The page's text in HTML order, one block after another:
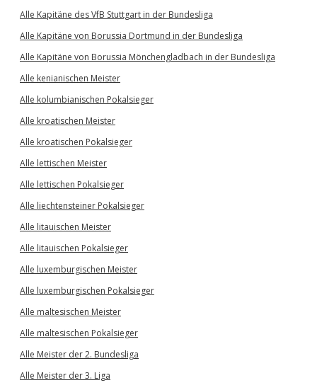
Alle Kapitäne des VfB Stuttgart in der Bundesliga
Alle Kapitäne von Borussia Dortmund in der Bundesliga
Alle Kapitäne von Borussia Mönchengladbach in der Bundesliga
Alle kenianischen Meister
Alle kolumbianischen Pokalsieger
Alle kroatischen Meister
Alle kroatischen Pokalsieger
Alle lettischen Meister
Alle lettischen Pokalsieger
Alle liechtensteiner Pokalsieger
Alle litauischen Meister
Alle litauischen Pokalsieger
Alle luxemburgischen Meister
Alle luxemburgischen Pokalsieger
Alle maltesischen Meister
Alle maltesischen Pokalsieger
Alle Meister der 2. Bundesliga
Alle Meister der 3. Liga